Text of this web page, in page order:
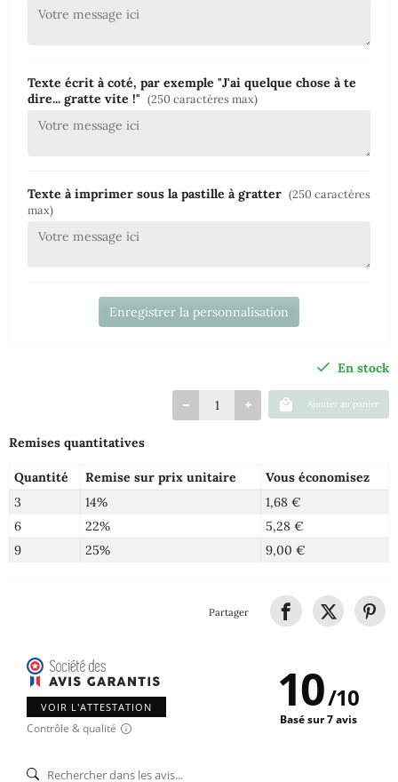
Texte écrit à coté, par exemple "J'ai quelque chose à te
dire... gratte vite !" (250 caractères max)
Texte à imprimer sous la pastille à gratter (250 caractères
max)
Enregistrer la personnalisation
En stock
Ajouter au panier
Remises quantitatives
Quantité Remise sur prix unitaire
Vous économisez
3
14%
1,68 €
6
22%
5,28 €
9
25% 9,00 €
Partager
VOIR L'ATTESTATION
Contrôle & qualité
10/10
Basé sur 7 avis